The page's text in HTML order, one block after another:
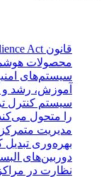
محصولات
سیستم‌های
آموزش، رشد و
سیستم کنترل
را متحول
مدیریت
بهره‌وری تبدیل
دوربین‌های
نظارت در